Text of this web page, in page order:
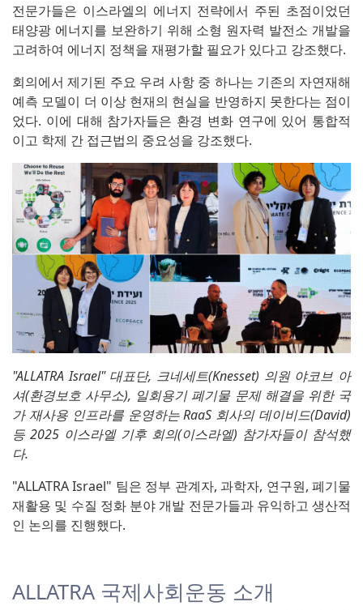
전문가들은 이스라엘의 에너지 전략에서 주된 초점이었던
태양광 에너지를 보완하기 위해 소형 원자력 발전소 개발을
고려하여 에너지 정책을 재평가할 필요가 있다고 강조했다.
회의에서 제기된 주요 우려 사항 중 하나는 기존의 자연재해
예측 모델이 더 이상 현재의 현실을 반영하지 못한다는 점이
었다. 이에 대해 참가자들은 환경 변화 연구에 있어 통합적
이고 학제 간 접근법의 중요성을 강조했다.
"ALLATRA Israel" 대표단, 크네세트(Knesset) 의원 야코브 아
셔(환경보호 사무소), 일회용기 폐기물 문제 해결을 위한 국
가 재사용 인프라를 운영하는 RaaS 회사의 데이비드(David)
등 2025 이스라엘 기후 회의(이스라엘) 참가자들이 참석했
다.
"ALLATRA Israel" 팀은 정부 관계자, 과학자, 연구원, 폐기물
재활용 및 수질 정화 분야 개발 전문가들과 유익하고 생산적
인 논의를 진행했다.
ALLATRA 국제사회운동 소개